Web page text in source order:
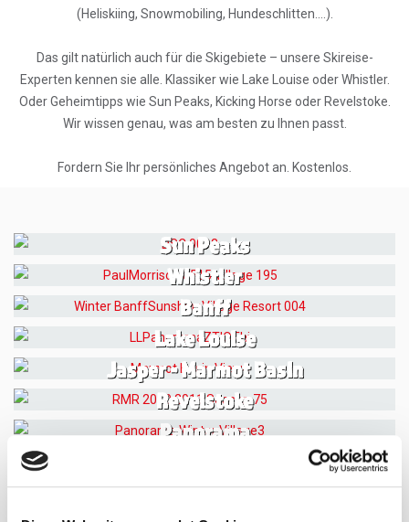
(Heliskiing, Snowmobiling, Hundeschlitten….).
Das gilt natürlich auch für die Skigebiete – unsere Skireise-
Experten kennen sie alle. Klassiker wie Lake Louise oder Whistler.
Oder Geheimtipps wie Sun Peaks, Kicking Horse oder Revelstoke.
Wir wissen genau, was am besten zu Ihnen passt.
Fordern Sie Ihr persönliches Angebot an. Kostenlos.
Sun Peaks
Whistler
Banff
Lake Louise
Jasper - Marmot Basin
Revelstoke
Panorama
Kicking Horse - Golden